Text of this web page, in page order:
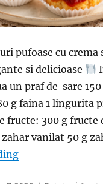
pufoase cu crema
si delicioase
un praf de sare 150
g faina 1 lingurita
fructe: 300 g fructe
vanilat 50 g
“Mini prajituri